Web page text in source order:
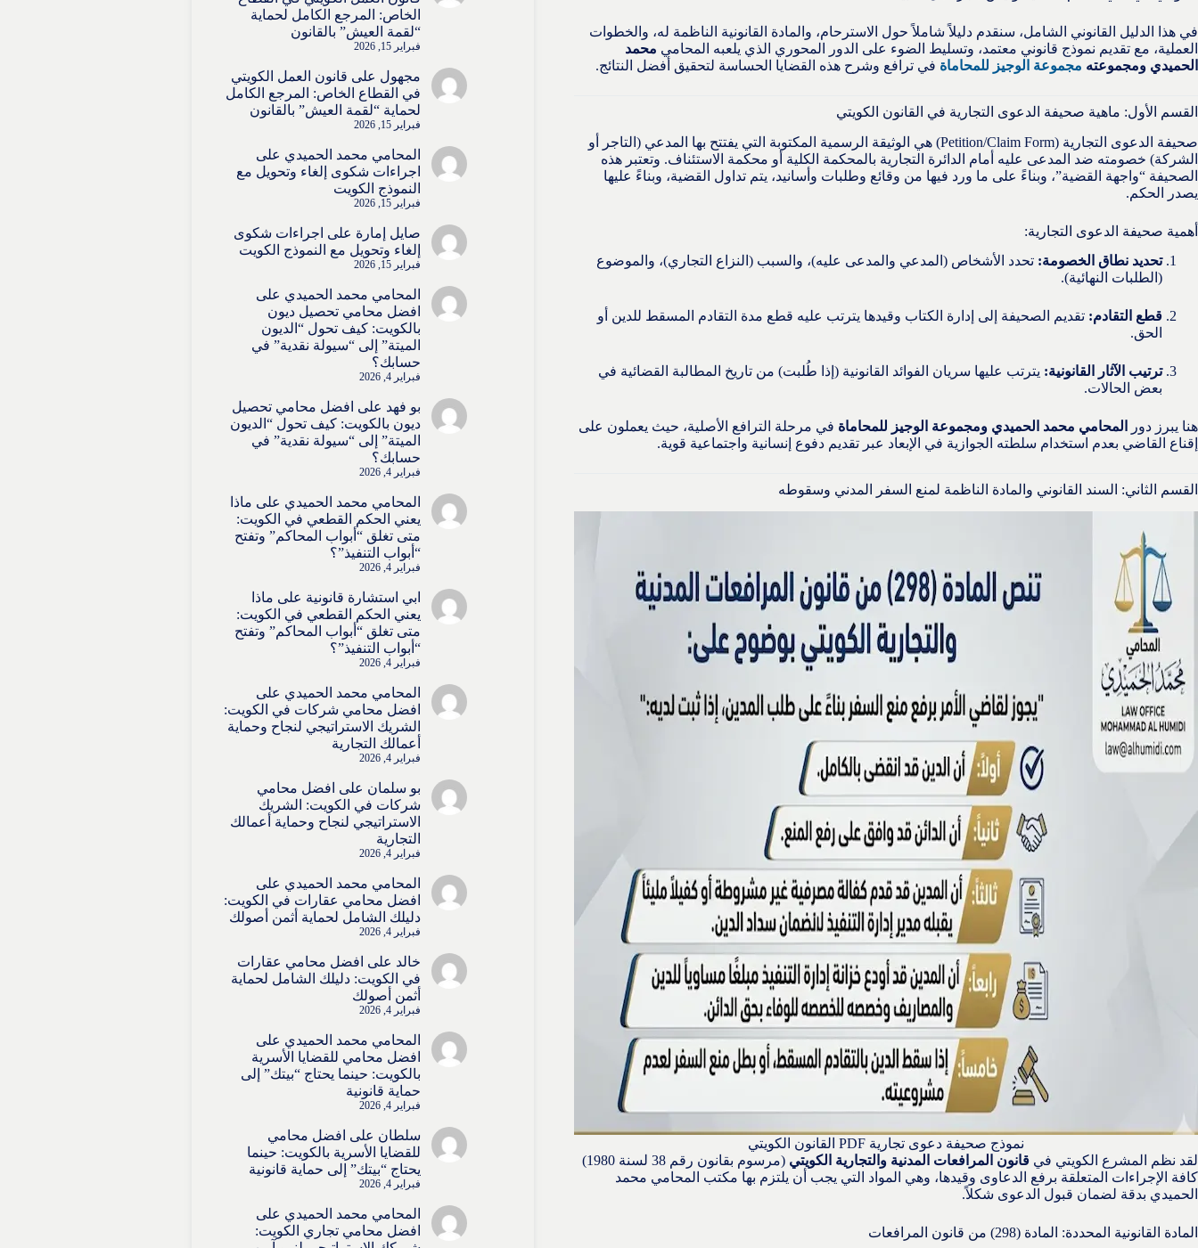
في هذا الدليل القانوني الشامل، سنقدم دليلاً شاملاً حول الاسترحام، والمادة القانونية الناظمة له، والخطوات
العملية، مع تقديم نموذج قانوني معتمد، وتسليط الضوء على الدور المحوري الذي يلعبه المحامي محمد
الحميدي ومجموعته مجموعة الوجيز للمحاماة في ترافع وشرح هذه القضايا الحساسة لتحقيق أفضل النتائج.
القسم الأول: ماهية صحيفة الدعوى التجارية في القانون الكويتي
صحيفة الدعوى التجارية (Petition/Claim Form) هي الوثيقة الرسمية المكتوبة التي يفتتح بها المدعي (التاجر أو
الشركة) خصومته ضد المدعى عليه أمام الدائرة التجارية بالمحكمة الكلية أو محكمة الاستئناف. وتعتبر هذه
الصحيفة “واجهة القضية”، وبناءً على ما ورد فيها من وقائع وطلبات وأسانيد، يتم تداول القضية، وبناءً عليها
يصدر الحكم.
أهمية صحيفة الدعوى التجارية:
تحديد نطاق الخصومة: تحدد الأشخاص (المدعي والمدعى عليه)، والسبب (النزاع التجاري)، والموضوع
(الطلبات النهائية).
قطع التقادم: تقديم الصحيفة إلى إدارة الكتاب وقيدها يترتب عليه قطع مدة التقادم المسقط للدين أو
الحق.
ترتيب الآثار القانونية: يترتب عليها سريان الفوائد القانونية (إذا طُلبت) من تاريخ المطالبة القضائية في
بعض الحالات.
هنا يبرز دور المحامي محمد الحميدي ومجموعة الوجيز للمحاماة في مرحلة الترافع الأصلية، حيث يعملون على
إقناع القاضي بعدم استخدام سلطته الجوازية في الإبعاد عبر تقديم دفوع إنسانية واجتماعية قوية.
القسم الثاني: السند القانوني والمادة الناظمة لمنع السفر المدني وسقوطه
نموذج صحيفة دعوى تجارية PDF القانون الكويتي
لقد نظم المشرع الكويتي في قانون المرافعات المدنية والتجارية الكويتي
(مرسوم بقانون رقم 38 لسنة 1980)
كافة الإجراءات المتعلقة برفع الدعاوى وقيدها، وهي المواد التي يجب أن يلتزم بها مكتب المحامي محمد
الحميدي بدقة لضمان قبول الدعوى شكلاً.
المادة القانونية المحددة: المادة (298) من قانون المرافعات
الخاص: المرجع الكامل لحماية
“لقمة العيش” بالقانون
فبراير 15, 2026
مجهول على قانون العمل الكويتي
في القطاع الخاص: المرجع الكامل
لحماية “لقمة العيش” بالقانون
فبراير 15, 2026
المحامي محمد الحميدي على
اجراءات شكوى إلغاء وتحويل مع
النموذج الكويت
فبراير 15, 2026
صايل إمارة على اجراءات شكوى
إلغاء وتحويل مع النموذج الكويت
فبراير 15, 2026
المحامي محمد الحميدي على
افضل محامي تحصيل ديون
بالكويت: كيف تحول “الديون
الميتة” إلى “سيولة نقدية” في
حسابك؟
فبراير 4, 2026
بو فهد على افضل محامي تحصيل
ديون بالكويت: كيف تحول “الديون
الميتة” إلى “سيولة نقدية” في
حسابك؟
فبراير 4, 2026
المحامي محمد الحميدي على ماذا
يعني الحكم القطعي في الكويت:
متى تغلق “أبواب المحاكم” وتفتح
“أبواب التنفيذ”؟
فبراير 4, 2026
ابي استشارة قانونية على ماذا
يعني الحكم القطعي في الكويت:
متى تغلق “أبواب المحاكم” وتفتح
“أبواب التنفيذ”؟
فبراير 4, 2026
المحامي محمد الحميدي على
افضل محامي شركات في الكويت:
الشريك الاستراتيجي لنجاح وحماية
أعمالك التجارية
فبراير 4, 2026
بو سلمان على افضل محامي
شركات في الكويت: الشريك
الاستراتيجي لنجاح وحماية أعمالك
التجارية
فبراير 4, 2026
المحامي محمد الحميدي على
افضل محامي عقارات في الكويت:
دليلك الشامل لحماية أثمن أصولك
فبراير 4, 2026
خالد على افضل محامي عقارات
في الكويت: دليلك الشامل لحماية
أثمن أصولك
فبراير 4, 2026
المحامي محمد الحميدي على
افضل محامي للقضايا الأسرية
بالكويت: حينما يحتاج “بيتك” إلى
حماية قانونية
فبراير 4, 2026
سلطان على افضل محامي
للقضايا الأسرية بالكويت: حينما
يحتاج “بيتك” إلى حماية قانونية
فبراير 4, 2026
المحامي محمد الحميدي على
افضل محامي تجاري الكويت: